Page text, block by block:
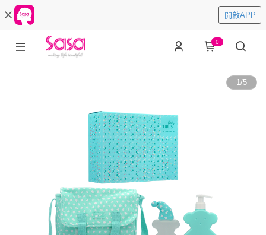
開啟APP
0
1/5